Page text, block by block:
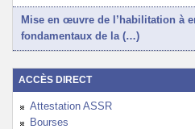
Mise en œuvre de l’habilitation à
fondamentaux de la (…)
ACCÈS DIRECT
Attestation ASSR
Bourses